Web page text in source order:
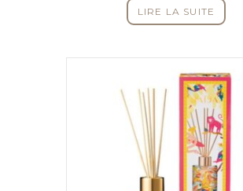
LIRE LA SUITE